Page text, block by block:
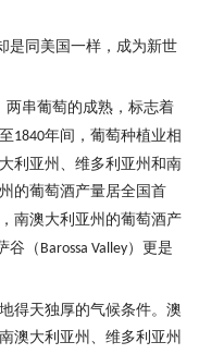
是同美国一样，成为新世
两串葡萄的成熟，标志着
1840年间，葡萄种植业相
利亚州、维多利亚州和南
的葡萄酒产量居全国首
南澳大利亚州的葡萄酒产
谷（ Barossa Valley）更是
得天独厚的气候条件。澳
澳大利亚州、维多利亚州